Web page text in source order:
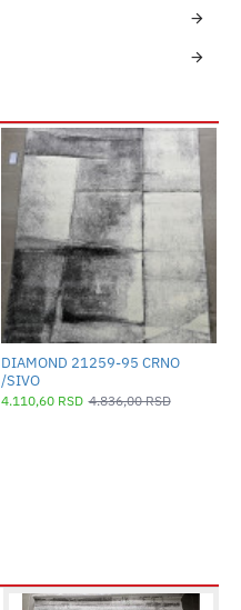
DIAMOND 21259-95 CRNO
/SIVO
4.110,60 RSD 4.836,00 RSD